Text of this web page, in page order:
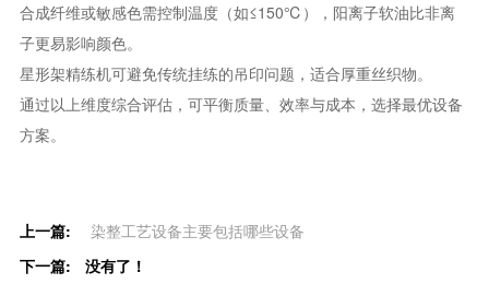
合成纤维或敏感色需控制温度（如≤150℃），阳离子软油比非离
子更易影响颜色‌。
星形架精练机可避免传统挂练的吊印问题，适合厚重丝织物。
通过以上维度综合评估，可平衡质量、效率与成本，选择最优设备
方案。
上一篇:
染整工艺设备主要包括哪些设备
下一篇:
没有了！